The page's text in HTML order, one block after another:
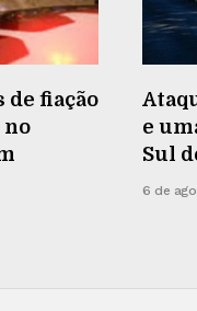
de fiação
no
e
Sul
6 de